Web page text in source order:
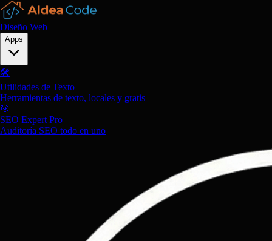
Diseño Web
Apps
🛠️
Utilidades de Texto
Herramientas de texto, locales y gratis
🎯
SEO Expert Pro
Auditoría SEO todo en uno